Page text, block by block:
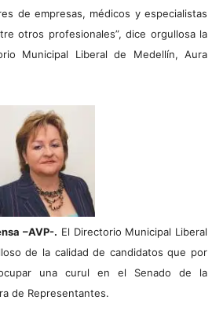
de empresas, médicos y especialistas
otros profesionales”, dice orgullosa la
Municipal Liberal de Medellín, Aura
–AVP-. El Directorio Municipal Liberal
de la calidad de candidatos que por
una curul en el Senado de la
de Representantes.